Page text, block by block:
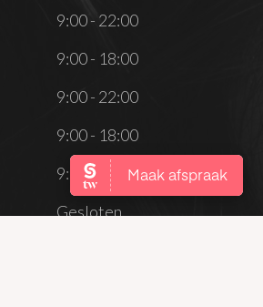
Openingstijden
9:00 - 22:00
9:00 - 18:00
9:00 - 22:00
9:00 - 18:00
9:00 - 18:00
Gesloten